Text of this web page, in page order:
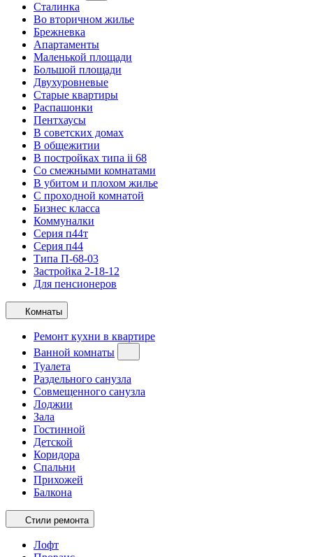
Сталинка
Во вторичном жилье
Брежневка
Апартаменты
Маленькой площади
Большой площади
Двухуровневые
Старые квартиры
Распашонки
Пентхаусы
В советских домах
В общежитии
В постройках типа ii 68
Со смежными комнатами
В убитом и плохом жилье
С проходной комнатой
Бизнес класса
Коммуналки
Серия п44т
Серия п44
Типа П-68-03
Застройка 2-18-12
Для пенсионеров
Комнаты
Ремонт кухни в квартире
Ванной комнаты
Туалета
Раздельного санузла
Совмещенного санузла
Лоджии
Зала
Гостинной
Детской
Коридора
Спальни
Прихожей
Балкона
Стили ремонта
Лофт